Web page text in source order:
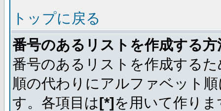
トップに戻る
番号のあるリストを作成する方
番号のあるリストを作成する
順の代わりにアルファベット
す。各項目は[*]を用いて作り